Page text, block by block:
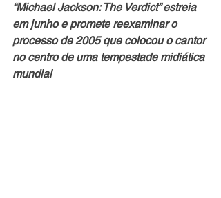
“Michael Jackson: The Verdict” estreia
em junho e promete reexaminar o
processo de 2005 que colocou o cantor
no centro de uma tempestade midiática
mundial